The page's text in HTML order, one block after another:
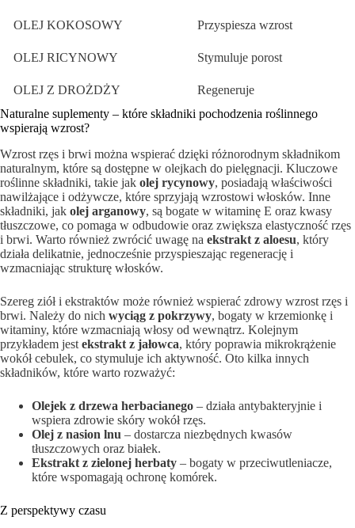
OLEJ KOKOSOWY Przyspiesza wzrost
OLEJ ⁢RICYNOWY Stymuluje porost
OLEJ ​Z⁢ DROŻDŻY
Regeneruje
Naturalne suplementy⁤ – które składniki pochodzenia roślinnego‍
wspierają wzrost?
Wzrost rzęs i brwi można wspierać dzięki różnorodnym składnikom
naturalnym, które są dostępne ‌w olejkach do pielęgnacji. ​Kluczowe
roślinne składniki, takie jak⁣ olej ⁢rycynowy,‍ posiadają właściwości
nawilżające i⁢ odżywcze, które sprzyjają wzrostowi włosków. Inne
składniki, jak olej arganowy, są⁢ bogate w witaminę E oraz kwasy⁣
tłuszczowe, co pomaga w odbudowie oraz zwiększa elastyczność rzęs
i brwi. Warto również zwrócić uwagę na ekstrakt z aloesu, który⁢
działa delikatnie, jednocześnie przyspieszając regenerację i
wzmacniając ⁤strukturę włosków.
Szereg ziół i ekstraktów może również wspierać zdrowy wzrost rzęs i
brwi. Należy ⁢do nich wyciąg z pokrzywy, bogaty w krzemionkę i
witaminy, które wzmacniają włosy od wewnątrz. Kolejnym
przykładem jest ekstrakt z jałowca, który poprawia​ mikrokrążenie
wokół cebulek, co stymuluje ich aktywność. Oto kilka innych
składników, które warto rozważyć:
Olejek z ​drzewa herbacianego – działa⁢ antybakteryjnie i
wspiera zdrowie skóry wokół rzęs.
Olej⁢ z nasion lnu – dostarcza niezbędnych kwasów
tłuszczowych oraz białek.
Ekstrakt z zielonej herbaty – ​bogaty w przeciwutleniacze,⁢
które wspomagają ochronę komórek.
Z perspektywy czasu